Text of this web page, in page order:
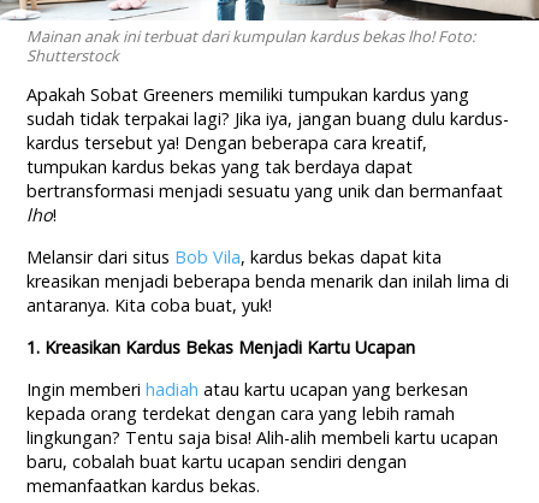
Mainan anak ini terbuat dari kumpulan kardus bekas lho! Foto:
Shutterstock
Apakah Sobat Greeners memiliki tumpukan kardus yang
sudah tidak terpakai lagi? Jika iya, jangan buang dulu kardus-
kardus tersebut ya! Dengan beberapa cara kreatif,
tumpukan kardus bekas yang tak berdaya dapat
bertransformasi menjadi sesuatu yang unik dan bermanfaat
lho!
Melansir dari situs Bob Vila, kardus bekas dapat kita
kreasikan menjadi beberapa benda menarik dan inilah lima di
antaranya. Kita coba buat, yuk!
1. Kreasikan Kardus Bekas Menjadi Kartu Ucapan
Ingin memberihadiah atau kartu ucapan yang berkesan
kepada orang terdekat dengan cara yang lebih ramah
lingkungan? Tentu saja bisa! Alih-alih membeli kartu ucapan
baru, cobalah buat kartu ucapan sendiri dengan
memanfaatkan kardus bekas.